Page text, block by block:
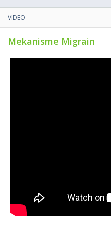
VIDEO
Mekanisme Migrain